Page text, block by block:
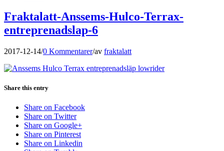
Fraktalatt-Anssems-Hulco-Terrax-
entreprenadslap-6
2017-12-14/0 Kommentarer/av fraktalatt
Share this entry
Share on Facebook
Share on Twitter
Share on Google+
Share on Pinterest
Share on Linkedin